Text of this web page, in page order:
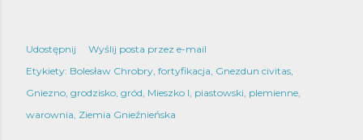
Udostępnij
Wyślij posta przez e-mail
Etykiety: Bolesław Chrobry fortyfikacja Gnezdun civitas
Gniezno grodzisko gród Mieszko I piastowski plemienne
warownia Ziemia Gnieźnieńska